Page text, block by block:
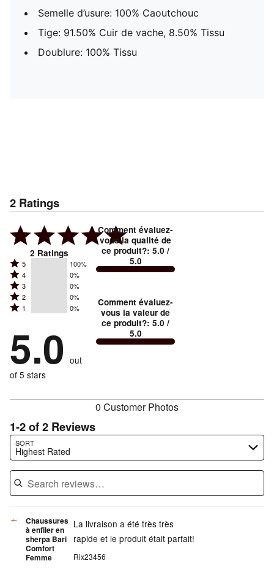
Semelle d’usure: 100% Caoutchouc
Tige: 91.50% Cuir de vache, 8.50% Tissu
Doublure: 100% Tissu
2 Ratings
2 Ratings
Rated
5
stars
by
of
reviewers
5 100%
Rated
4
stars
by
of
reviewers
4 0%
Rated
3
stars
0%
of
reviewers
3 0%
Rated
2
by
0%
of
reviewers
2 0%
Rated
stars
by
0%
of
1 0%
5.0 out
of 5 stars
Comment évaluez-
vous la qualité de
ce produit?:5.0 /
5.0
Comment évaluez-
vous la valeur de
ce produit?:5.0 /
5.0
0 Customer Photos
1-2 of 2 Reviews
SORT
Highest Rated
Search reviews…
Chaussures
à enfiler en
sherpa Bari
Comfort
Femme
La livraison a été très très
rapide et le produit était parfait!
Rix23456